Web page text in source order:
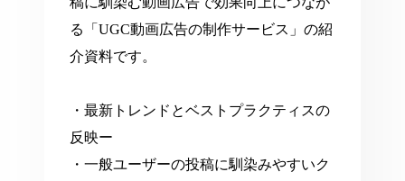
る「UGC動画広告の制作サービス」の紹
介資料です。
・最新トレンドとベストプラクティスの
反映ー
・一般ユーザーの投稿に馴染みやすいク